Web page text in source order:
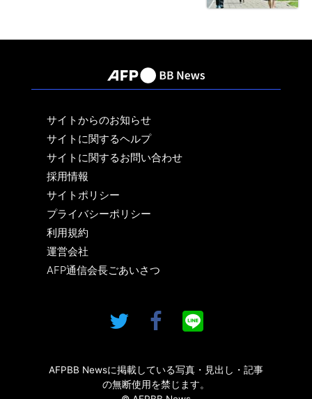
サイトからのお知らせ
サイトに関するヘルプ
サイトに関するお問い合わせ
採用情報
サイトポリシー
プライバシーポリシー
利用規約
運営会社
AFP通信会長ごあいさつ
AFPBB Newsに掲載している写真・見出し・記事
の無断使用を禁じます。